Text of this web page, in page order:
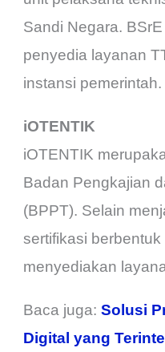
Sandi Negara.
penyedia layanan
instansi pemerintah.
iOTENTIK
iOTENTIK
Badan Pengkajian
(BPPT). Selain
sertifikasi
menyediakan
Baca juga:Solusi
Digital yang